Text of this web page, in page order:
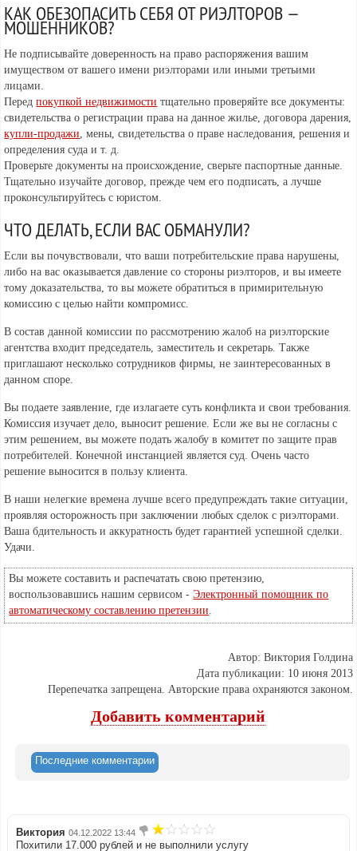
КАК ОБЕЗОПАСИТЬ СЕБЯ ОТ РИЭЛТОРОВ —
МОШЕННИКОВ?
Не подписывайте доверенность на право распоряжения вашим
имуществом от вашего имени риэлторами или иными третьими
лицами.
Передпокупкой недвижимости тщательно проверяйте все документы:
свидетельства о регистрации права на данное жилье, договора дарения,
купли-продажи, мены, свидетельства о праве наследования, решения и
определения суда и т. д.
Проверьте документы на происхождение, сверьте паспортные данные.
Тщательно изучайте договор, прежде чем его подписать, а лучше
проконсультируйтесь с юристом.
ЧТО ДЕЛАТЬ, ЕСЛИ ВАС ОБМАНУЛИ?
Если вы почувствовали, что ваши потребительские права нарушены,
либо на вас оказывается давление со стороны риэлторов, и вы имеете
тому доказательства, то вы можете обратиться в примирительную
комиссию с целью найти компромисс.
В состав данной комиссии по рассмотрению жалоб на риэлторские
агентства входит председатель, заместитель и секретарь. Также
приглашают несколько сотрудников фирмы, не заинтересованных в
данном споре.
Вы подаете заявление, где излагаете суть конфликта и свои требования.
Комиссия изучает дело, выносит решение. Если же вы не согласны с
этим решением, вы можете подать жалобу в комитет по защите прав
потребителей. Конечной инстанцией является суд. Очень часто
решение выносится в пользу клиента.
В наши нелегкие времена лучше всего предупреждать такие ситуации,
проявляя осторожность при заключении любых сделок с риэлторами.
Ваша бдительность и аккуратность будет гарантией успешной сделки.
Удачи.
Вы можете составить и распечатать свою претензию,
воспользовавшись нашим сервисом -Электронный помощник по
автоматическому составлению претензии.
Автор: Виктория Голдина
Дата публикации: 10 июня 2013
Перепечатка запрещена. Авторские права охраняются законом.
Добавить комментарий
Последние комментарии
Виктория 04.12.2022 13:44
Похитили 17.000 рублей и не выполнили услугу